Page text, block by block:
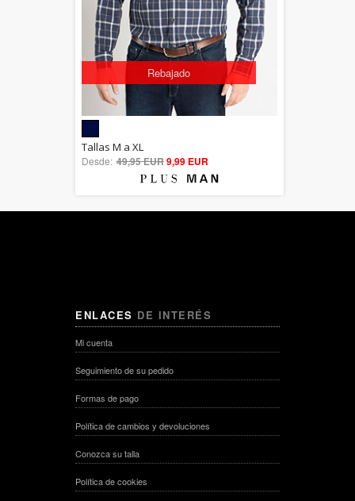
Rebajado
out of 5
Tallas M a XL
Desde: 49,95 EUR9,99 EUR
ENLACES DE INTERÉS
Mi cuenta
Seguimiento de su pedido
Formas de pago
Política de cambios y devoluciones
Conozca su talla
Política de cookies